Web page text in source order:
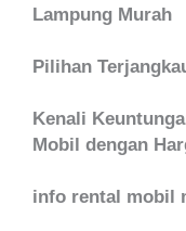
Lampung Murah
Pilihan
Kenali
Mobil dengan
info rental mobil